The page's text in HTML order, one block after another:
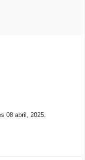
08 abril, 2025.